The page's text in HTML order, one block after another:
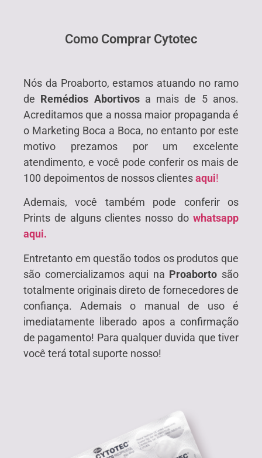
Como Comprar Cytotec
Nós da Proaborto, estamos atuando no ramo
de Remédios Abortivosa mais de 5 anos.
Acreditamos que a nossa maior propaganda é
o Marketing Boca a Boca, no entanto por este
motivo prezamos por um excelente
atendimento, e você pode conferir os mais de
100 depoimentos de nossos clientesaqui!
Ademais, você também pode conferir os
Prints de alguns clientes nosso do whatsapp
aqui.
Entretanto em questão todos os produtos que
são comercializamos aqui na Proaborto são
totalmente originais direto de fornecedores de
confiança. Ademais o manual de uso é
imediatamente liberado apos a confirmação
de pagamento! Para qualquer duvida que tiver
você terá total suporte nosso!